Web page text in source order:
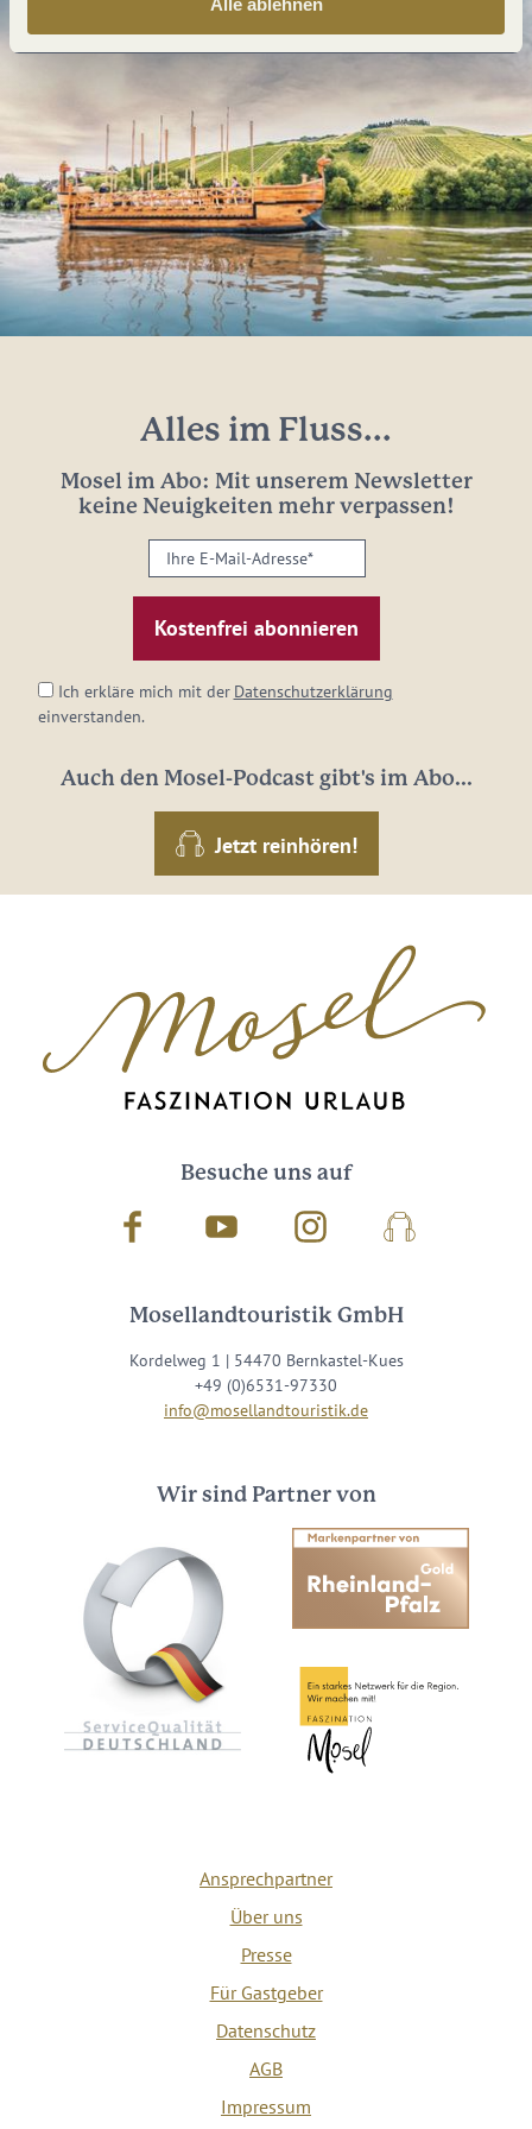
Alles im Fluss...
Mosel im Abo: Mit unserem Newsletter
keine Neuigkeiten mehr verpassen!
Ihre
E-
Mail-
Adresse:
Ich erkläre mich mit der Datenschutzerklärung
einverstanden.
Auch den Mosel-Podcast gibt's im Abo...
Jetzt reinhören!
Besuche uns auf
Facebook Youtube InstagramPodcast
Mosellandtouristik GmbH
Kordelweg 1 | 54470 Bernkastel-Kues
+49 (0)6531-97330
info@mosellandtouristik.de
Wir sind Partner von
Ansprechpartner
Über uns
Presse
Für Gastgeber
Datenschutz
AGB
Impressum